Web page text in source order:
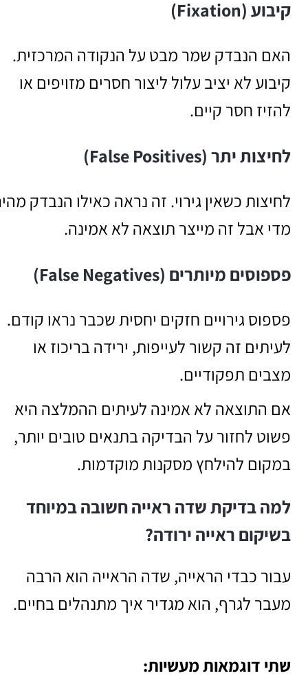
קיבוע (Fixation)
האם הנבדק שמר מבט על הנקודה המרכזית.
קיבוע לא יציב עלול ליצור חסרים מזויפים או
להזיז חסר קיים.
לחיצות יתר (False Positives)
לחיצות כשאין גירוי. זה נראה כאילו הנבדק
מדי אבל זה מייצר תוצאה לא אמינה.
פספוסים מיותרים (False Negatives)
פספוס גירויים חזקים יחסית שכבר נראו קודם.
לעיתים זה קשור לעייפות, ירידה בריכוז או
מצבים תפקודיים.
אם התוצאה לא אמינה לעיתים ההמלצה היא
פשוט לחזור על הבדיקה בתנאים טובים יותר,
במקום להילחץ מסקנות מוקדמות.
למה בדיקת שדה ראייה חשובה במיוחד
בשיקום ראייה ירודה?
עבור כבדי הראייה, שדה הראייה הוא הרבה
מעבר לגרף, הוא מגדיר איך מתנהלים בחיים.
שתי דוגמאות מעשיות: